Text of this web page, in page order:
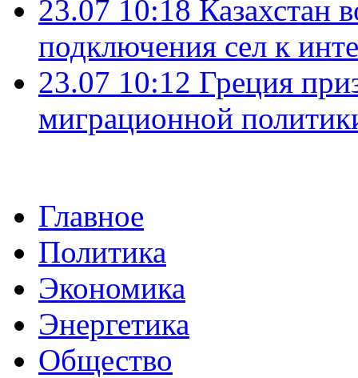
23.07 10:18 Казахстан
подключения сел к
23.07 10:12 Греция
миграционной
Главное
Политика
Экономика
Энергетика
Общество